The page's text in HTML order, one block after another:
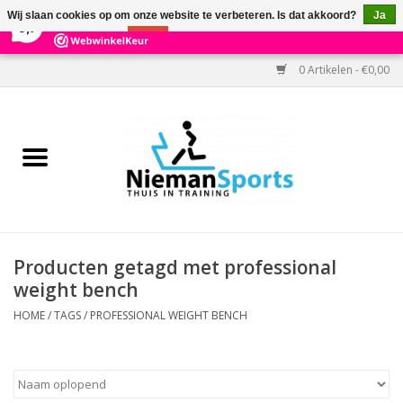
303 Reviews ×
0 Artikelen - €0,00
Home
Kracht
Kantoor & Medisch
Producten getagd met professional
weight bench
HOME/TAGS/ PROFESSIONAL WEIGHT BENCH
Wij slaan cookies op om onze website te verbeteren. Is dat akkoord?
Ja
Nee